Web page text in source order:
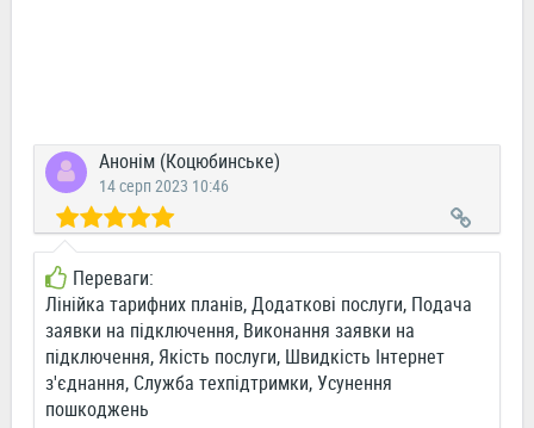
Анонім (Коцюбинське)
14 серп 2023 10:46
Переваги:
Лінійка тарифних планів, Додаткові послуги, Подача
заявки на підключення, Виконання заявки на
підключення, Якість послуги, Швидкість Інтернет
з'єднання, Служба техпідтримки, Усунення
пошкоджень